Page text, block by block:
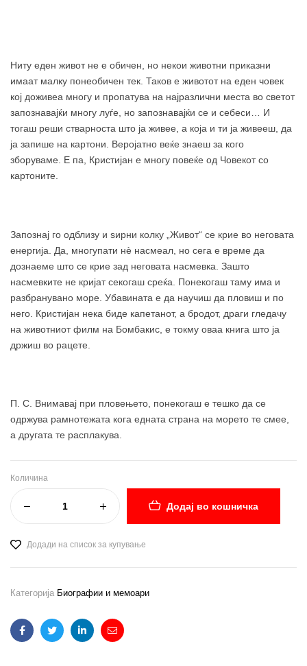
Ниту еден живот не е обичен, но некои животни приказни
имаат малку понеобичен тек. Таков е животот на еден човек
кој доживеа многу и пропатува на најразлични места во светот
запознавајќи многу луѓе, но запознавајќи се и себеси… И
тогаш реши стварноста што ја живее, а која и ти ја живееш, да
ја запише на картони. Веројатно веќе знаеш за кого
зборуваме. Е па, Кристијан е многу повеќе од Човекот со
картоните.
Запознај го одблизу и ѕирни колку „Живот“ се крие во неговата
енергија. Да, многупати нè насмеал, но сега е време да
дознаеме што се крие зад неговата насмевка. Зашто
насмевките не кријат секогаш среќа. Понекогаш таму има и
разбранувано море. Убавината е да научиш да пловиш и по
него. Кристијан нека биде капетанот, а бродот, драги гледачу
на животниот филм на Бомбакис, е токму оваа книга што ја
држиш во рацете.
П. С. Внимавај при пловењето, понекогаш е тешко да се
одржува рамнотежата кога едната страна на морето те смее,
а другата те расплакува.
Количина
Додај во кошничка
Додади на список за купување
Категорија Биографии и мемоари
FacebookTwitterLinkedinEmail